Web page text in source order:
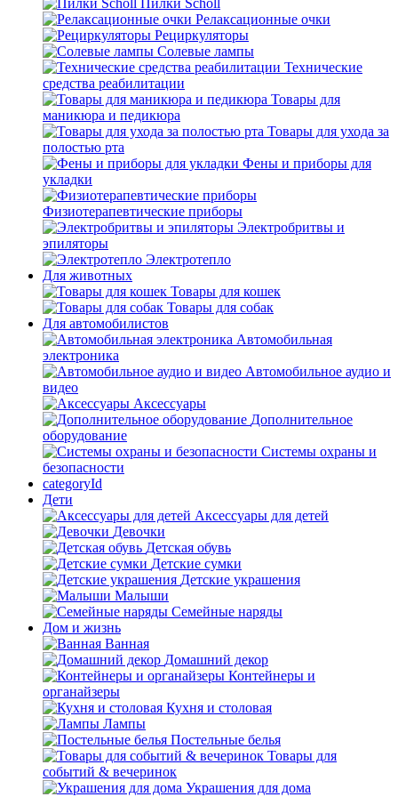
Пилки Scholl
Релаксационные очки
Рециркуляторы
Солевые лампы
Технические
средства реабилитации
Товары для
маникюра и педикюра
Товары для ухода за
полостью рта
Фены и приборы для
укладки
Физиотерапевтические приборы
Электробритвы и
эпиляторы
Электротепло
Для животных
Товары для кошек
Товары для собак
Для автомобилистов
Автомобильная
электроника
Автомобильное аудио и
видео
Аксессуары
Дополнительное
оборудование
Системы охраны и
безопасности
categoryId
Дети
Аксессуары для детей
Девочки
Детская обувь
Детские сумки
Детские украшения
Малыши
Семейные наряды
Дом и жизнь
Ванная
Домашний декор
Контейнеры и
органайзеры
Кухня и столовая
Лампы
Постельные белья
Товары для
событий & вечеринок
Украшения для дома